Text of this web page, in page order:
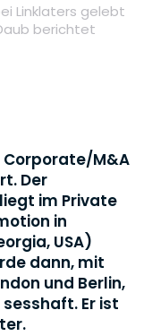
Linklaters gelebt
berichtet
Corporate/M&A
Der
im Private
in
USA)
dann, mit
und Berlin,
Er ist